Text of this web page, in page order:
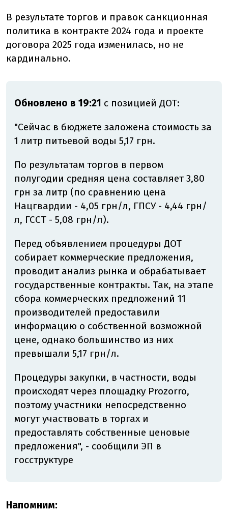
В результате торгов и правок санкционная
политика в контракте 2024 года и проекте
договора 2025 года изменилась, но не
кардинально.
Обновлено в 19:21 с позицией ДОТ:
"Сейчас в бюджете заложена стоимость за
1 литр питьевой воды 5,17 грн.
По результатам торгов в первом
полугодии средняя цена составляет 3,80
грн за литр (по сравнению цена
Нацгвардии - 4,05 грн/л, ГПСУ - 4,44 грн/
л, ГССТ - 5,08 грн/л).
Перед объявлением процедуры ДОТ
собирает коммерческие предложения,
проводит анализ рынка и обрабатывает
государственные контракты. Так, на этапе
сбора коммерческих предложений 11
производителей предоставили
информацию о собственной возможной
цене, однако большинство из них
превышали 5,17 грн/л.
Процедуры закупки, в частности, воды
происходят через площадку Prozorro,
поэтому участники непосредственно
могут участвовать в торгах и
предоставлять собственные ценовые
предложения", - сообщили ЭП в
госструктуре
Напомним: